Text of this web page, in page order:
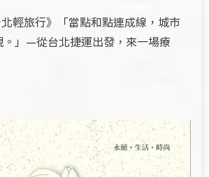
輕旅行》「當點和點連成線，城市
。」—從台北捷運出發，來一場療